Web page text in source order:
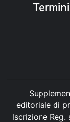
editoriale di
Iscrizione Reg.